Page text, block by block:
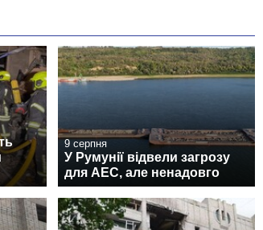
9 серпня
У Румунії відвели загрозу
для АЕС, але ненадовго